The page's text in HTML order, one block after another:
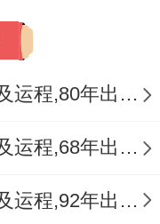
1980年属猴人2022年运势及运程,80年出生的42岁属猴2022年每月运程详解
1968年属猴人2022年运势及运程,68年出生的54岁属猴2022年每月运程详解
1992年属猴人2022年运势及运程,92年出生的30岁属猴2022年每月运程详解